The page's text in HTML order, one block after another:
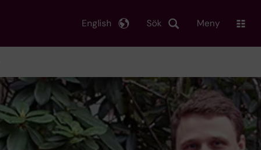
Sök
English Meny